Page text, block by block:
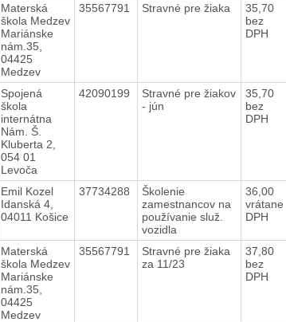
Materská
škola Medzev
Mariánske
nám.35,
04425
Medzev
35567791 Stravné pre žiaka
35,70
bez
DPH
Spojená
škola
internátna
Nám. Š.
Kluberta 2,
054 01
Levoča
42090199
Stravné pre žiakov
- jún
35,70
bez
DPH
Emil Kozel
Idanská 4,
04011 Košice
37734288
Školenie
zamestnancov na
používanie služ.
vozidla
36,00
vrátane
DPH
Materská
škola Medzev
Mariánske
nám.35,
04425
Medzev
35567791
Stravné pre žiaka
za 11/23
37,80
bez
DPH